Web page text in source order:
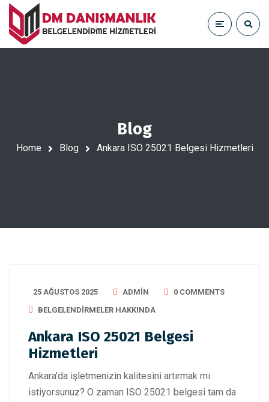
Blog
Home Blog Ankara ISO 25021 Belgesi Hizmetleri
25 AĞUSTOS 2025 ADMIN
0 COMMENTS
BELGELENDIRMELER HAKKINDA
Ankara ISO 25021 Belgesi
Hizmetleri
Ankara'da işletmenizin kalitesini artırmak mı
istiyorsunuz? O zaman ISO 25021 belgesi tam da